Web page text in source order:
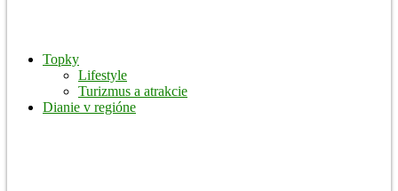
Topky
Lifestyle
Turizmus a atrakcie
Dianie v regióne